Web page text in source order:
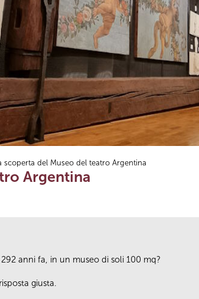
scoperta del Museo del teatro Argentina
Argentina
anni fa, in un museo di soli 100 mq?
giusta.